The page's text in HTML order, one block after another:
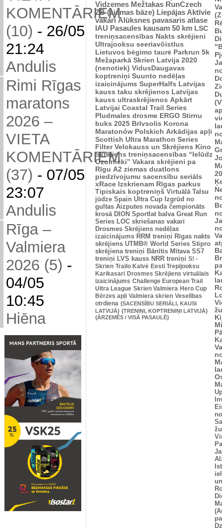
KOMENTĀRIEM
(10) - 26/05
21:24
Andulis
Rimi Rīgas
maratons
2026 –
VIETA
KOMENTĀRIEM
(37) - 07/05
23:07
Andulis
Rīga –
Valmiera
2026 (5) -
04/05
10:45
Hiēna
Vidzemes Mežtakas RunCzech
ZB (ziemas bāze) Liepājas Aktīvie
vakari Alūksnes pavasaris atlase
IAU Pasaules kausam 50 km LSC
treniņsacensības Nakts skrējieni
Ultrajooksu seeriavõistlus
Lietuvos bėgimo taurė Parkrun 5k
Mežaparkā Skrien Latvija 2020
(nenotiek) VidusDaugavas
koptreniņi Suunto nedēļas
izaicinājums SuperHalfs Latvijas
kauss taku skrējienos Latvijas
kauss ultraskrējienos Apkārt
Latvijai Coastal Trail Series
Pludmales drosme ERGO Stirnu
buks 2025 Brīvsolis Korona
Maratonów Polskich Arkādijas apļi
Scottish Ultra Marathon Series
Filter Velokauss un Skrējiens Kino
Skrējiens treniņsacensības “Ielūdz
Ozolnieki” Vakara skrējieni pa
Rīgu A2 ziemas duatlons
piedzīvojumu sacensību seriāls
xRace Izskrienam Rīgas parkus
Tipiskais koptreniņš Virtuālā Talsu
jūdze Spain Ultra Cup Izgrūd no
gultas Aizputes novada čempionāts
krosā DION Sportlat balva Great Run
Series LOC skriešanas vakari
Drosmes Skrējiens nedēļas
izaicinājums RRM treniņi Rīgas nakts
skrējiens UTMB® World Series Stipro
skrējiena treniņi Bānītis Mītava SS7
treniņi LVS kauss NRR treniņi S! -
Skrien Trailo Kalvė Eesti Trepijooksu
Karikasari Drosmes Skrējiens virtuālais
izaicinājums Challenge European Trail
Ultra League Skrien Valmiera Hero Cup
Bērzes apļi Valmiera skrien Veselības
otrdiena {SACENSĪBU SERIĀLI, KAUSI
LATVIJĀ} {TRENIŅI, KOPTRENIŅI LATVIJĀ}
{ĀRZEMĒS / VISĀ PASAULĒ}